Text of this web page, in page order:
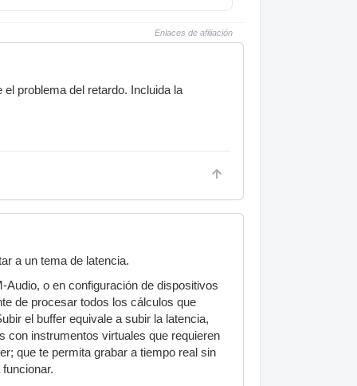
Enlaces de afiliación
problema del retardo. Incluida la
a un tema de latencia.
Audio, o en configuración de dispositivos
de procesar todos los cálculos que
el buffer equivale a subir la latencia,
con instrumentos virtuales que requieren
que te permita grabar a tiempo real sin